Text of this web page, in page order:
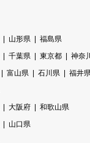
山形県
福島県
千葉県 東京都
神奈
富山県 石川県
福井
大阪府
和歌山県
山口県